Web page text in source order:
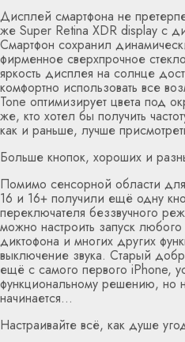
Дисплей смартфона не
же Super Retina XDR display с
Смартфон сохранил
фирменное сверхпрочное
яркость дисплея на солнце
комфортно использовать все
Tone оптимизирует цвета под
же, кто хотел бы получить
как и раньше, лучше
Больше кнопок, хороших и
Помимо сенсорной области
16 и 16+ получили ещё одну
переключателя беззвучного
можно настроить запуск
диктофона и многих других
выключение звука. Старый
ещё с самого первого iPhone,
функциональному решению, но
начинается…
Настраивайте всё, как душе